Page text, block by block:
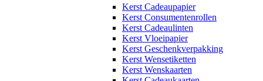
Kerst Cadeaupapier
Kerst Consumentenrollen
Kerst Cadeaulinten
Kerst Vloeipapier
Kerst Geschenkverpakking
Kerst Wensetiketten
Kerst Wenskaarten